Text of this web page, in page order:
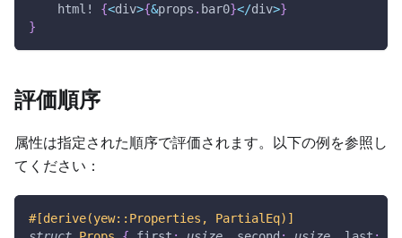
html!
{<div>{&props . bar0}</div>}
}
評価順序
属性は指定された順序で評価されます。以下の例を参照し
てください：
#[derive(yew::Properties, PartialEq)]